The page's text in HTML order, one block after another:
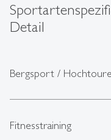
Detail
Bergsport /
Fitnesstraining